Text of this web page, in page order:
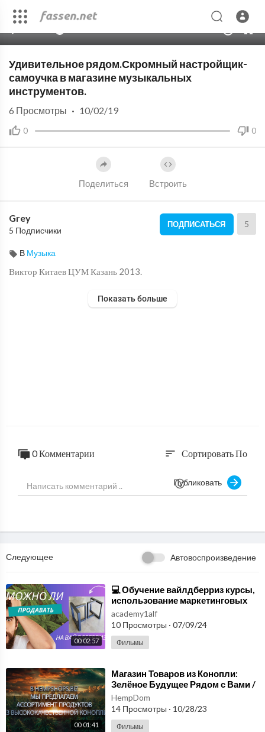
Удивительное рядом.Скромный настройщик-
самоучка в магазине музыкальных
инструментов.
0 0
6 Просмотры · 10/02/19
Поделиться Встроить
Grey
5 Подписчики
ПОДПИСАТЬСЯ 5
В Музыка
Виктор Китаев ЦУМ Казань 2013.
Показать больше
0 Комментарии sort Сортировать По
Публиковать
Следующее Автовоспроизведение
00:02:57
⁣💻 Обучение вайлдберриз курсы,
использование маркетинговых
инструментов.
academy1alf
10 Просмотры · 07/09/24
Фильмы
00:01:41
⁣Магазин Товаров из Конопли:
Зелёное Будущее Рядом с Вами /
hempshops.biz
HempDom
14 Просмотры · 10/28/23
Фильмы